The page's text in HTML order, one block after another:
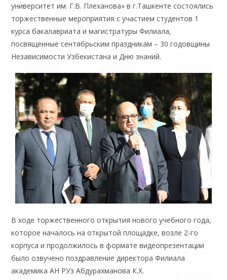
университет им. Г.В. Плеханова» в г.Ташкенте состоялись
торжественные мероприятия с участием студентов 1
курса бакалавриата и магистратуры Филиала,
посвященные сентябрьским праздникам – 30 годовщины
Независимости Узбекистана и Дню знаний.
В ходе торжественного открытия нового учебного года,
которое началось на открытой площадке, возле 2-го
корпуса и продолжилось в формате видеопрезентации
было озвучено поздравление директора Филиала
академика АН РУз Абдурахманова К.Х.